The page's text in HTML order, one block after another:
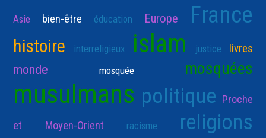
Asie bien-être éducation Europe France
histoire interreligieux islam justice livres
monde mosquée mosquées
musulmans politique Proche
et Moyen-Orient
racisme religions